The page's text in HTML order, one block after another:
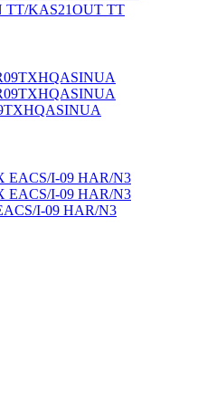
TT/KAS21OUT TT
I-09 HAR/N3